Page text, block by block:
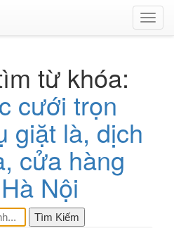
từ khóa:
cưới trọn
giặt là, dịch
cửa hàng
Nội